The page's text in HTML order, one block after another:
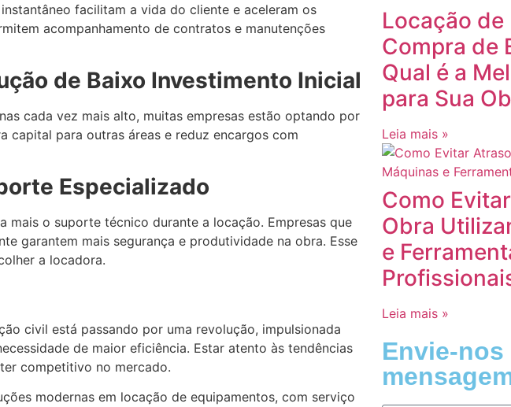
facilitam a vida do cliente e aceleram os
acompanhamento de contratos e manutenções
de Baixo Investimento Inicial
cada vez mais alto, muitas empresas estão optando por
capital para outras áreas e reduz encargos com
Especializado
mais o suporte técnico durante a locação. Empresas que
garantem mais segurança e produtividade na obra. Esse
a locadora.
civil está passando por uma revolução, impulsionada
de maior eficiência. Estar atento às tendências
competitivo no mercado.
modernas em locação de equipamentos, com serviço
Locação
Compra de
Qual é a
para Sua
Leia mais »
Como
Obra
e
Leia mais »
Envie-nos